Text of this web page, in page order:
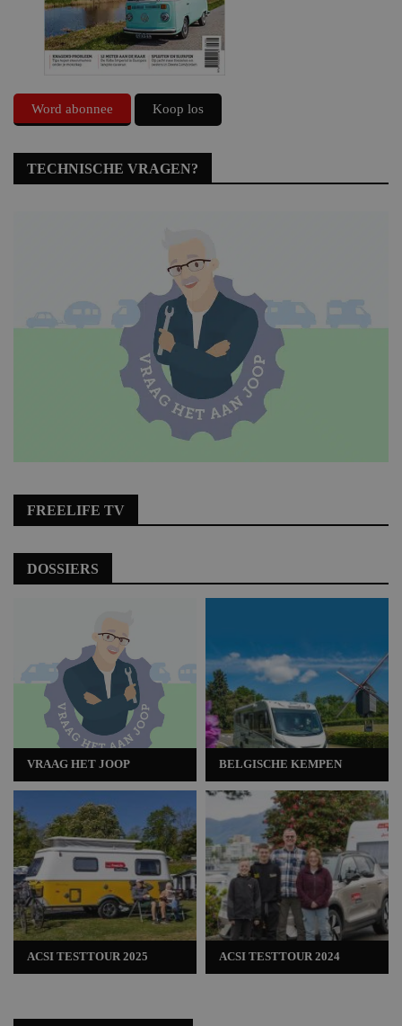
Word abonnee Koop los
TECHNISCHE VRAGEN?
FREELIFE TV
DOSSIERS
VRAAG HET JOOP
ACSI TESTTOUR 2025
BELGISCHE KEMPEN
ACSI TESTTOUR 2024